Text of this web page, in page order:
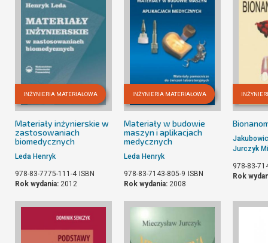
INŻYNIERIA MATERIAŁOWA
Materiały inżynierskie w
zastosowaniach
biomedycznych
Leda Henryk
978-83-7775-111-4 ISBN
Rok wydania: 2012
INŻYNIERIA MATERIAŁOWA
Materiały w budowie
maszyn i aplikacjach
medycznych
Leda Henryk
978-83-7143-805-9 ISBN
Rok wydania: 2008
Jurczyk
978-83-
Rok